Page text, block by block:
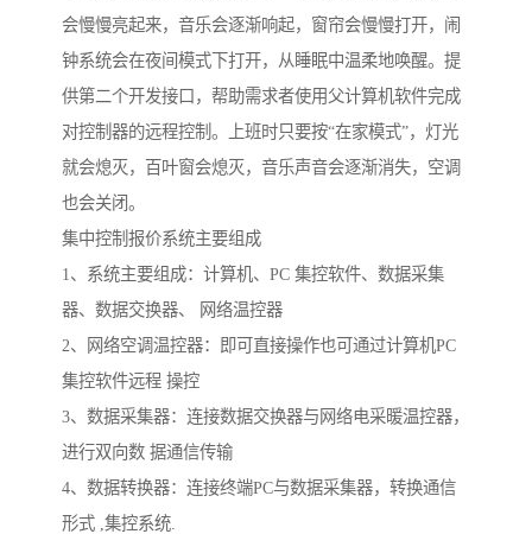
会慢慢亮起来，音乐会逐渐响起，窗帘会慢慢打开，闹
钟系统会在夜间模式下打开，从睡眠中温柔地唤醒。提
供第二个开发接口，帮助需求者使用父计算机软件完成
对控制器的远程控制。上班时只要按“在家模式”，灯光
就会熄灭，百叶窗会熄灭，音乐声音会逐渐消失，空调
也会关闭。
集中控制报价系统主要组成
1、系统主要组成：计算机、PC 集控软件、数据采集
器、数据交换器、 网络温控器
2、网络空调温控器：即可直接操作也可通过计算机PC
集控软件远程 操控
3、数据采集器：连接数据交换器与网络电采暖温控器，
进行双向数 据通信传输
4、数据转换器：连接终端PC与数据采集器，转换通信
形式 ,集控系统.